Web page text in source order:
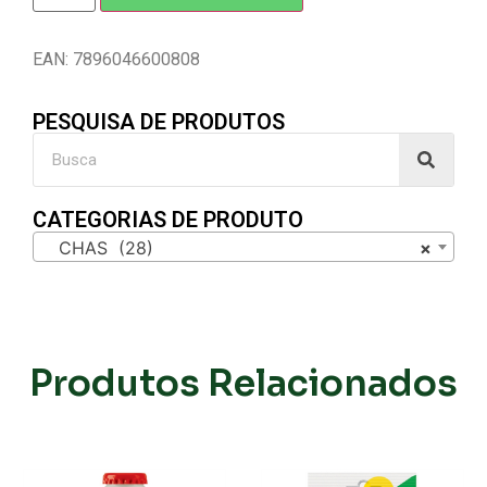
EAN: 7896046600808
PESQUISA DE PRODUTOS
CATEGORIAS DE PRODUTO
×
CHAS (28)
Produtos Relacionados